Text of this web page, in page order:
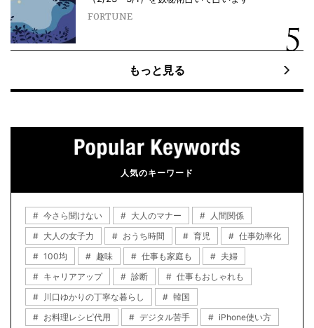
FORTUNE
もっと見る
人気のキーワード
今さら聞けない 大人のマナー
人間関係
大人の女子力
おうち時間 育児
仕事効率化
100均
趣味 仕事も家庭も
夫婦
キャリアアップ
診断
仕事もおしゃれも
川口ゆかりの丁寧な暮らし
韓国
お料理レシピ代用
デジタル苦手
iPhone使い方